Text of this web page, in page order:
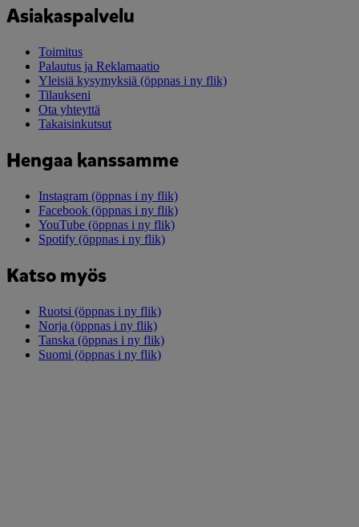
Asiakaspalvelu
Toimitus
Palautus ja Reklamaatio
Yleisiä kysymyksiä (öppnas i ny flik)
Tilaukseni
Ota yhteyttä
Takaisinkutsut
Hengaa kanssamme
Instagram (öppnas i ny flik)
Facebook (öppnas i ny flik)
YouTube (öppnas i ny flik)
Spotify (öppnas i ny flik)
Katso myös
Ruotsi (öppnas i ny flik)
Norja (öppnas i ny flik)
Tanska (öppnas i ny flik)
Suomi (öppnas i ny flik)